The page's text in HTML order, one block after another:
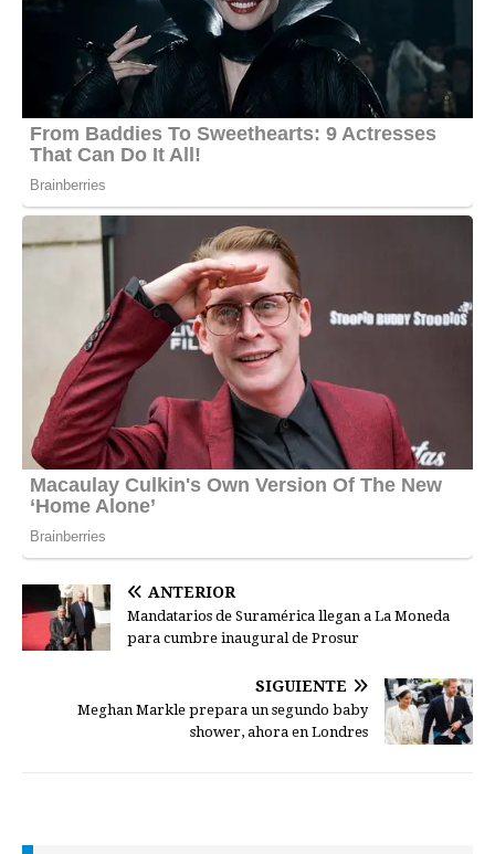
ANTERIOR
Mandatarios de Suramérica llegan a La Moneda
para cumbre inaugural de Prosur
SIGUIENTE
Meghan Markle prepara un segundo baby
shower, ahora en Londres